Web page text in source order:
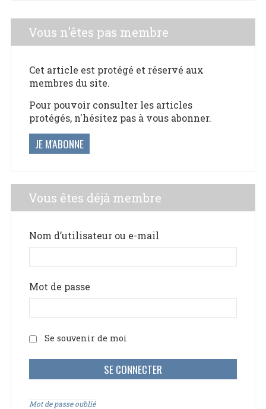
Vous n'êtes pas membre
Cet article est protégé et réservé aux
membres du site.
Pour pouvoir consulter les articles
protégés, n'hésitez pas à vous abonner.
JE M'ABONNE
Vous êtes déjà membre
Nom d’utilisateur ou e-mail
Mot de passe
Se souvenir de moi
Mot de passe oublié